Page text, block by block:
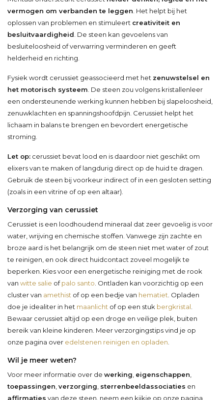
vermogen om verbanden te leggen . Het helpt bij het
oplossen van problemen en stimuleert creativiteit en
besluitvaardigheid . De steen kan gevoelens van
besluiteloosheid of verwarring verminderen en geeft
helderheid en richting.
Fysiek wordt cerussiet geassocieerd met het zenuwstelsel en
het motorisch systeem . De steen zou volgens kristallenleer
een ondersteunende werking kunnen hebben bij slapeloosheid,
zenuwklachten en spanningshoofdpijn. Cerussiet helpt het
lichaam in balans te brengen en bevordert energetische
stroming.
Let op: cerussiet bevat lood en is daardoor niet geschikt om
elixers van te maken of langdurig direct op de huid te dragen.
Gebruik de steen bij voorkeur indirect of in een gesloten setting
(zoals in een vitrine of op een altaar).
Verzorging van cerussiet
Cerussiet is een loodhoudend mineraal dat zeer gevoelig is voor
water, wrijving en chemische stoffen. Vanwege zijn zachte en
broze aard is het belangrijk om de steen niet met water of zout
te reinigen, en ook direct huidcontact zoveel mogelijk te
beperken. Kies voor een energetische reiniging met de rook
van witte salie ofpalo santo . Ontladen kan voorzichtig op een
cluster van amethist of op een bedje van hematiet . Opladen
doe je idealiter in het maanlicht of op een stuk bergkristal
Bewaar cerussiet altijd op een droge en veilige plek, buiten
bereik van kleine kinderen. Meer verzorgingstips vind je op
onze pagina over edelstenen reinigen en opladen
Wil je meer weten?
Voor meer informatie over de werking eigenschappen
toepassingen verzorging sterrenbeeldassociaties en
affirmaties van deze steen, neem een kijkje op onze pagina